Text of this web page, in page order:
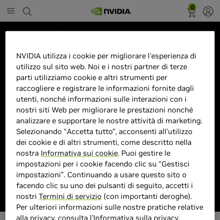
0
Marketplace
Gaming GM27-CFX27"Full HD
LED Nero
> Display :
27 pollici"| 1920 x 1080 Pixel |
> MPN : P866464
Prodotto esaurito
NVIDIA utilizza i cookie per migliorare l'esperienza di
utilizzo sul sito web. Noi e i nostri partner di terze
parti utilizziamo cookie e altri strumenti per
raccogliere e registrare le informazioni fornite dagli
utenti, nonché informazioni sulle interazioni con i
nostri siti Web per migliorare le prestazioni nonché
analizzare e supportare le nostre attività di marketing.
Selezionando “Accetta tutto”, acconsenti all'utilizzo
dei cookie e di altri strumenti, come descritto nella
nostra Informativa sui cookie. Puoi gestire le
impostazioni per i cookie facendo clic su “Gestisci
impostazioni”. Continuando a usare questo sito o
facendo clic su uno dei pulsanti di seguito, accetti i
nostriTermini di servizio (con importanti deroghe).
Per ulteriori informazioni sulle nostre pratiche relative
alla privacy, consulta l'Informativa sulla privacy.